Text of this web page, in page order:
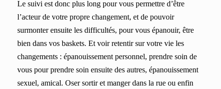
Le suivi est donc plus long pour vous permettre d’être
l’acteur de votre propre changement, et de pouvoir
surmonter ensuite les difficultés, pour vous épanouir, être
bien dans vos baskets. Et voir retentir sur votre vie les
changements : épanouissement personnel, prendre soin de
vous pour prendre soin ensuite des autres, épanouissement
sexuel, amical. Oser sortir et manger dans la rue ou enfin